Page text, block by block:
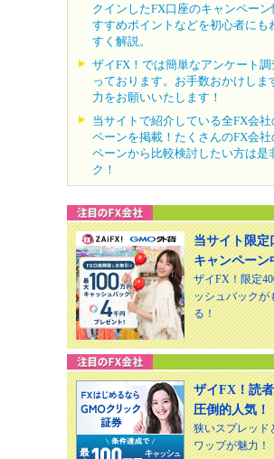
クインしたFX口座のキャンペーン
すすめポイントなどを初心者にも
すく解説。
ザイFX！では簡単なアンケート調
っております。お手数おかけしま
力をお願いいたします！
当サイトで紹介している全FX会社
ペーンを掲載！たくさんのFX会社
ペーンから比較検討したい方は是
ク！
当サイト限定
キャンペーン
ザイFX！限定
ッシュバックが
る！
ザイFX！読
圧倒的人気！
狭いスプレッド
ワップが魅力！